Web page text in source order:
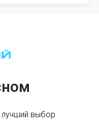
выбор